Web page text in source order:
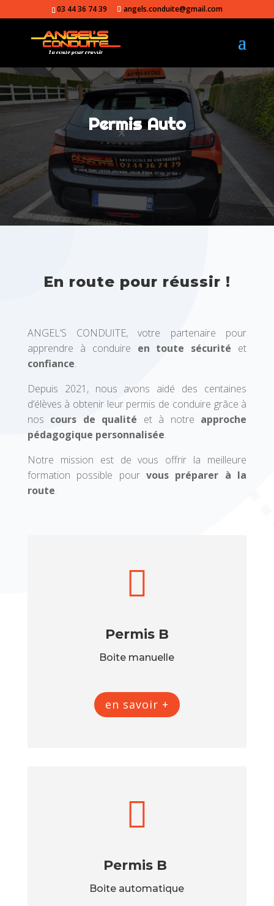
03 44 36 74 39 angels.conduite@gmail.com
Permis Auto
En route pour réussir !
ANGEL’S CONDUITE, votre partenaire pour
apprendre à conduire en toute sécurité et
confiance.
Depuis 2021, nous avons aidé des centaines
d’élèves à obtenir leur permis de conduire grâce à
nos cours de qualité et à notre approche
pédagogique personnalisée.
Notre mission est de vous offrir la meilleure
formation possible pour vous préparer à la
route.

Permis B
Boite manuelle
en savoir +

Permis B
Boite automatique